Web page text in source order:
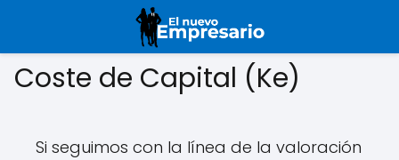
Coste de Capital (Ke)
Si seguimos con la línea de la valoración